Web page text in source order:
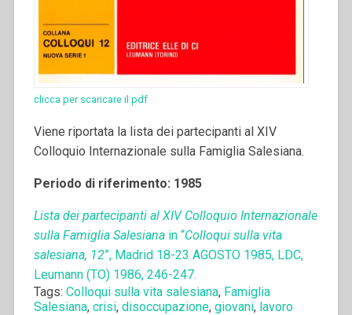
clicca per scaricare il pdf
Viene riportata la lista dei partecipanti al XIV
Colloquio Internazionale sulla Famiglia Salesiana.
Periodo di riferimento: 1985
Lista dei partecipanti al XIV Colloquio Internazionale
sulla Famiglia Salesianain “Colloqui sulla vita
salesiana, 12”, Madrid 18-23 AGOSTO 1985, LDC,
Leumann (TO) 1986, 246-247.
Tags: Colloqui sulla vita salesiana, Famiglia
Salesiana, crisi, disoccupazione, giovani, lavoro